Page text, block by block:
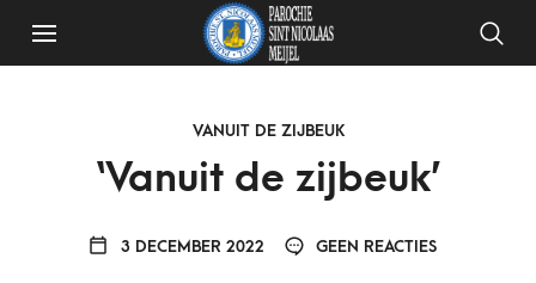
VANUIT DE ZIJBEUK
‘Vanuit de zijbeuk’
3 DECEMBER 2022 GEEN REACTIES